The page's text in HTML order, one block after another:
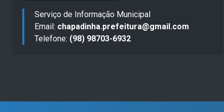
Serviço de Informação Municipal
Email: chapadinha.prefeitura@gmail.com
Telefone: (98) 98703-6932